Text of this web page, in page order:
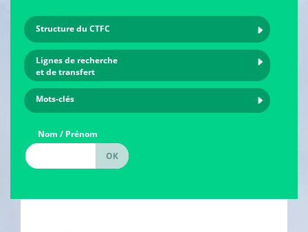
Structure du CTFC
Lignes de recherche
et de transfert
Mots-clés
Nom / Prénom